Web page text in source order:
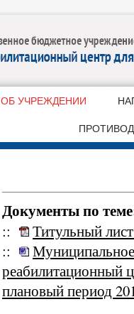
ОБ УЧРЕЖДЕНИИ
Документы по
::
Титульный
::
реабилитационный
плановый период